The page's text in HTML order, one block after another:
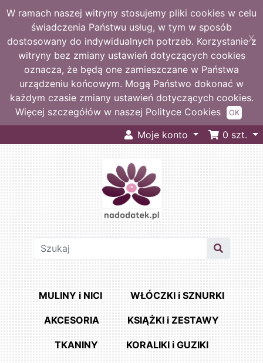
W ramach naszej witryny stosujemy pliki cookies w celu
świadczenia Państwu usług, w tym w sposób
dostosowany do indywidualnych potrzeb. Korzystanie z
witryny bez zmiany ustawień dotyczących cookies
oznacza, że będą one zamieszczane w Państwa
urządzeniu końcowym. Mogą Państwo dokonać w
każdym czasie zmiany ustawień dotyczących cookies.
Więcej szczegółów w naszej Polityce Cookies
X
OK
Moje konto 0 szt.
MULINY i NICI WŁÓCZKI i SZNURKI
AKCESORIA KSIĄŻKI i ZESTAWY
TKANINY KORALIKI i GUZIKI